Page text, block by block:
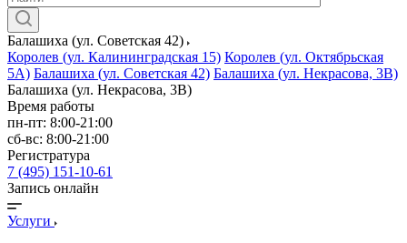
Балашиха (ул. Советская 42)
Королев (ул. Калининградская 15) Королев (ул. Октябрьская
5А) Балашиха (ул. Советская 42) Балашиха (ул. Некрасова, 3В)
Балашиха (ул. Некрасова, 3В)
Время работы
пн-пт: 8:00-21:00
сб-вс: 8:00-21:00
Регистратура
7 (495) 151-10-61
Запись онлайн
Услуги